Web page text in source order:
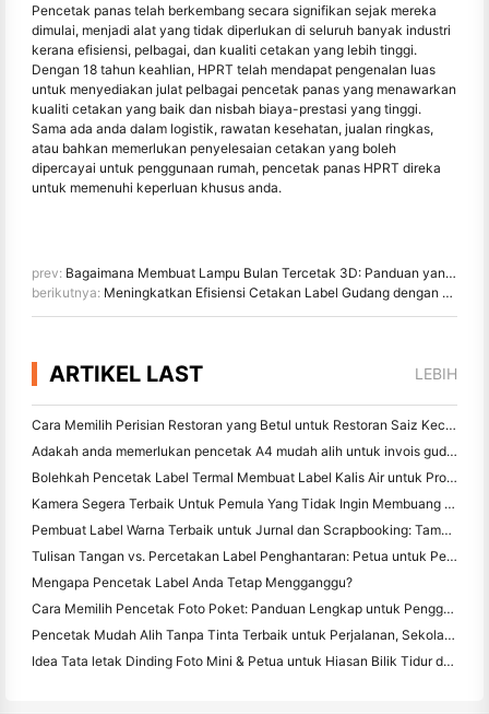
Pencetak panas telah berkembang secara signifikan sejak mereka
dimulai, menjadi alat yang tidak diperlukan di seluruh banyak industri
kerana efisiensi, pelbagai, dan kualiti cetakan yang lebih tinggi.
Dengan 18 tahun keahlian, HPRT telah mendapat pengenalan luas
untuk menyediakan julat pelbagai pencetak panas yang menawarkan
kualiti cetakan yang baik dan nisbah biaya-prestasi yang tinggi.
Sama ada anda dalam logistik, rawatan kesehatan, jualan ringkas,
atau bahkan memerlukan penyelesaian cetakan yang boleh
dipercayai untuk penggunaan rumah, pencetak panas HPRT direka
untuk memenuhi keperluan khusus anda.
prev: Bagaimana Membuat Lampu Bulan Tercetak 3D: Panduan yang meliputi
berikutnya: Meningkatkan Efisiensi Cetakan Label Gudang dengan Pencetak Barkod HPRT HT130
ARTIKEL LAST LEBIH
Cara Memilih Perisian Restoran yang Betul untuk Restoran Saiz Kecil atau Pertengahan Anda
Adakah anda memerlukan pencetak A4 mudah alih untuk invois gudang? Apa yang sebenarnya berfungsi
Bolehkah Pencetak Label Termal Membuat Label Kalis Air untuk Produk Perniagaan Kecil?
Kamera Segera Terbaik Untuk Pemula Yang Tidak Ingin Membuang Kertas
Pembuat Label Warna Terbaik untuk Jurnal dan Scrapbooking: Tambah Lebih Banyak Warna ke Setiap Halaman
Tulisan Tangan vs. Percetakan Label Penghantaran: Petua untuk Perniagaan Kecil pada 2026
Mengapa Pencetak Label Anda Tetap Mengganggu?
Cara Memilih Pencetak Foto Poket: Panduan Lengkap untuk Pengguna Jurnal, Perjalanan, dan iPhone
Pencetak Mudah Alih Tanpa Tinta Terbaik untuk Perjalanan, Sekolah, dan Kerja Mudah Alih: Hanin MT620 Pro Review
Idea Tata letak Dinding Foto Mini & Petua untuk Hiasan Bilik Tidur dan Asrama